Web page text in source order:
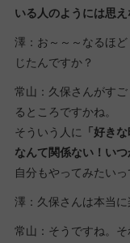
いる人のようには思え
澤：お～～～なるほ
じたんですか？
常山：久保さんがす
るところですかね。
そういう人に
「好き
なんて関係ない！いつ
自分もやってみたいっ
澤：久保さんは本当
常山：そうですね。